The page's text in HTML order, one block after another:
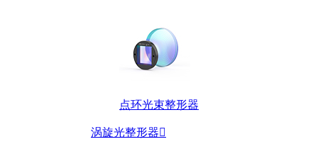
点环光束整形器
涡旋光整形器